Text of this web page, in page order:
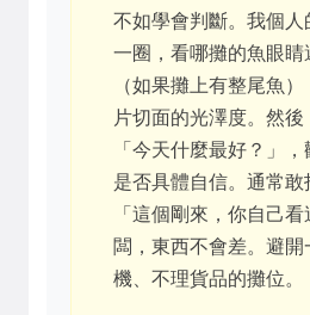
不如學會判斷。我個人
一圈，看哪攤的魚眼睛
（如果攤上有整尾魚
片切面的光澤度。然後
「今天什麼最好？」
是否具體自信。通常敢
「這個剛來，你自己
闆，東西不會差。避
機、不理貨品的攤位。